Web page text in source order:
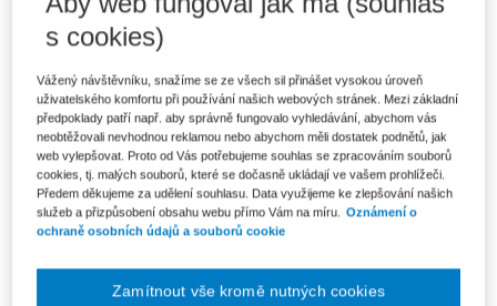
E-kniha Smarteca + soubory ke stažení
V prodeji - ihned k dispozici
Co je Smarteca?
Kde najdu soubory e-knih?
582 Kč
Ušetříte 305 Kč
DMOC 887 Kč
Balíček - Tištěná kniha + E-kniha
Smarteca + soubory ke stažení
Skladem - expedice do 2 pracovních dnů
Co je Smarteca?
Upozorňujeme, že v období od 1.8. do 21.8. z technických
důvodů nemůžeme vystavovat daňové doklady. Budou vám
s cookies)
Vážený návštěvníku, snažíme se ze všech sil přinášet vysokou úroveň
uživatelského komfortu při používání našich webových stránek. Mezi základní
předpoklady patří např. aby správně fungovalo vyhledávání, abychom vás
neobtěžovali nevhodnou reklamou nebo abychom měli dostatek podnětů, jak
web vylepšovat. Proto od Vás potřebujeme souhlas se zpracováním souborů
cookies, tj. malých souborů, které se dočasně ukládají ve vašem prohlížeči.
Předem děkujeme za udělení souhlasu. Data využijeme ke zlepšování našich
služeb a přizpůsobení obsahu webu přímo Vám na míru. Oznámení o
ochraně osobních údajů a souborů cookie
Zamítnout vše kromě nutných cookies